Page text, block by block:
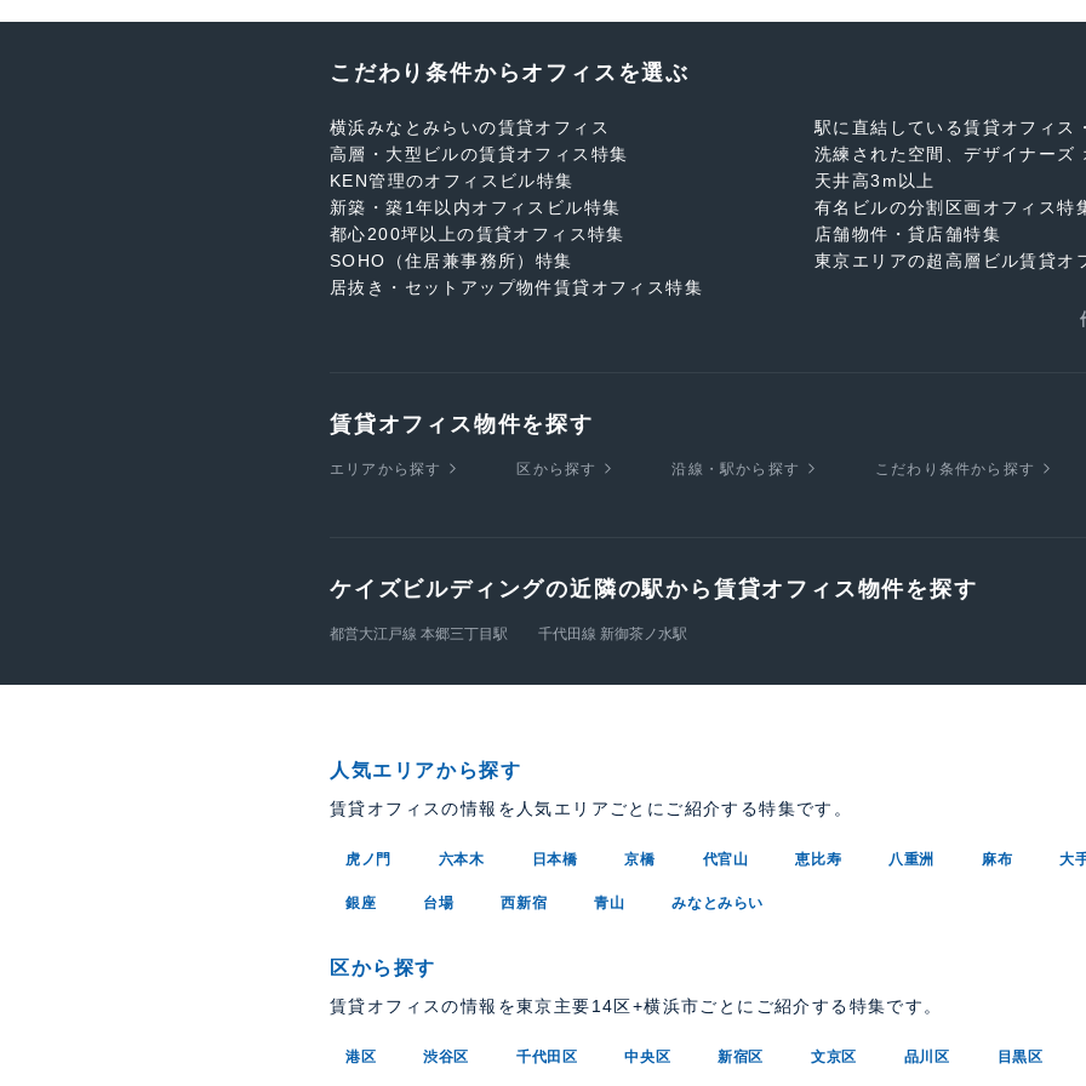
こだわり条件からオフィスを選ぶ
横浜みなとみらいの賃貸オフィス
駅に直結している賃貸オフィス
高層・大型ビルの賃貸オフィス特集
洗練された空間、デザイナーズ
KEN管理のオフィスビル特集
天井高3m以上
新築・築1年以内オフィスビル特集
有名ビルの分割区画オフィス特
都心200坪以上の賃貸オフィス特集
店舗物件・貸店舗特集
SOHO（住居兼事務所）特集
東京エリアの超高層ビル賃貸オ
居抜き・セットアップ物件賃貸オフィス特集
賃貸オフィス物件を探す
エリアから探す 区から探す 沿線・駅から探す こだわり条件から探す
ケイズビルディングの近隣の駅から賃貸オフィス物件を探す
都営大江戸線 本郷三丁目駅 千代田線 新御茶ノ水駅
人気エリアから探す
賃貸オフィスの情報を人気エリアごとにご紹介する特集です。
虎ノ門 六本木 日本橋 京橋 代官山 恵比寿 八重洲 麻布 大
銀座 台場 西新宿 青山 みなとみらい
区から探す
賃貸オフィスの情報を東京主要14区+横浜市ごとにご紹介する特集です。
港区 渋谷区 千代田区 中央区 新宿区 文京区 品川区 目黒区